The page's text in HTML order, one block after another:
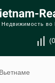
Недвижимость во
(0